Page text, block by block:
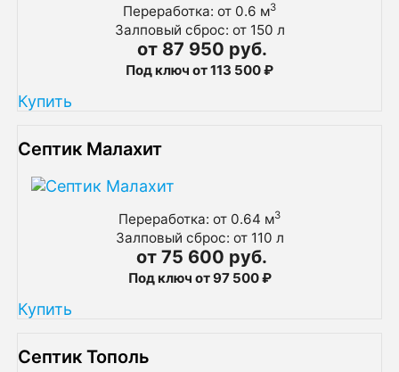
Переработка: от 0.6 м3
Залповый сброс: от 150 л
от 87 950 руб.
Под ключ от 113 500 ₽
Купить
Септик Малахит
Переработка: от 0.64 м3
Залповый сброс: от 110 л
от 75 600 руб.
Под ключ от 97 500 ₽
Купить
Септик Тополь